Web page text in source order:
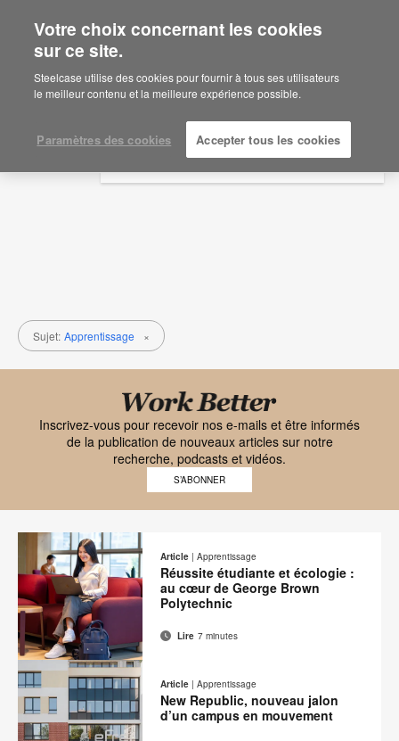
Are you in United States?
Would you like to see Products we sell in
your region?
English
Español
Recherches
Sujet: Apprentissage ×
Black
font
Work
Better
logo
Inscrivez-vous pour recevoir nos e-mails et être informés
de la publication de nouveaux articles sur notre
recherche, podcasts et vidéos.
S’ABONNER
Partager
sur
Facebook
Partager
sur
Twitter
Partager
sur
Pinterest
Partager
sur
LinkedIn
Adresse
de
contact
Imprimer
cette
page
Article | Apprentissage
Réussite étudiante et écologie :
au cœur de George Brown
Polytechnic
Lire 7 minutes
Article | Apprentissage
New Republic, nouveau jalon
d’un campus en mouvement
Votre choix concernant les cookies
sur ce site.
Steelcase utilise des cookies pour fournir à tous ses utilisateurs
le meilleur contenu et la meilleure expérience possible.
Paramètres des cookies Accepter tous les cookies